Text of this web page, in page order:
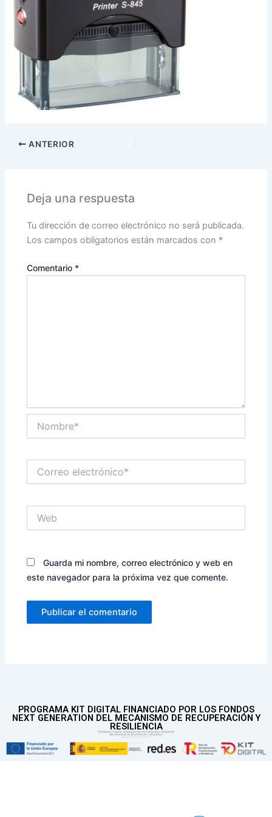
ANTERIOR
Deja una respuesta
Tu dirección de correo electrónico no será publicada.
Los campos obligatorios están marcados con *
Comentario *
electrónico*
Guarda mi nombre, correo electrónico y web en
este navegador para la próxima vez que comente.
PROGRAMA KIT DIGITAL FINANCIADO POR LOS FONDOS
NEXT GENERATION DEL MECANISMO DE RECUPERACIÓN Y
RESILIENCIA